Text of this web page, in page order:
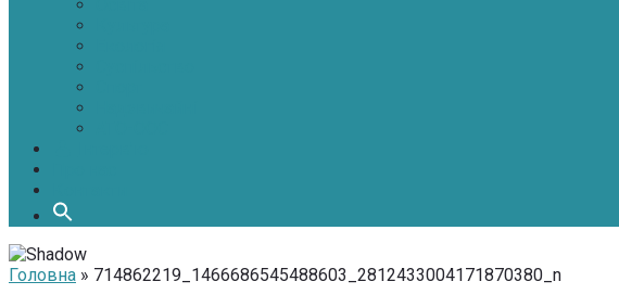
Головна » 714862219_1466686545488603_2812433004171870380_n